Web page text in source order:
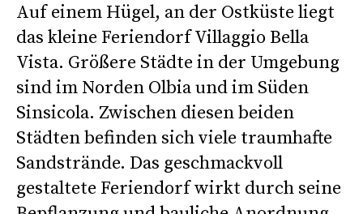
Auf einem Hügel, an der Ostküste liegt
das kleine Feriendorf Villaggio Bella
Vista. Größere Städte in der Umgebung
sind im Norden Olbia und im Süden
Sinsicola. Zwischen diesen beiden
Städten befinden sich viele traumhafte
Sandstrände. Das geschmackvoll
gestaltete Feriendorf wirkt durch seine